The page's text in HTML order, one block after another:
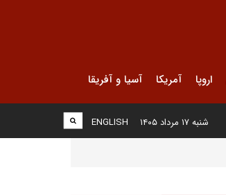
اروپا آمریکا آسیا و آفریقا
ENGLISH شنبه ۱۷ مرداد ۱۴۰۵